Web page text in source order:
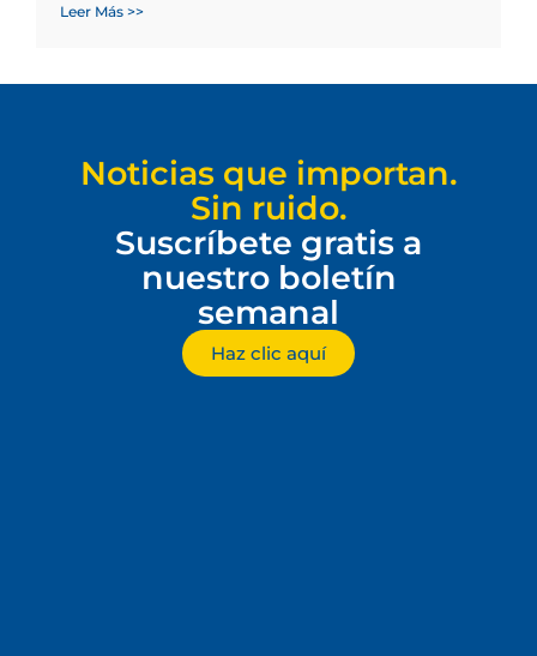
Leer Más >>
Noticias que importan.
Sin ruido.
Suscríbete gratis a
nuestro boletín
semanal
Haz clic aquí